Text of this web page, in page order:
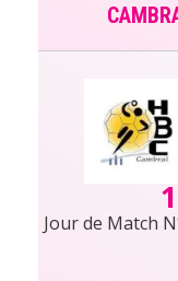
Jour de Match